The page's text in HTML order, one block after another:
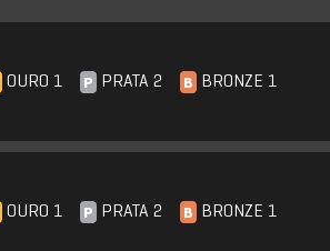
OURO 1 P PRATA 2 B BRONZE 1
OURO 1 P PRATA 2 B BRONZE 1